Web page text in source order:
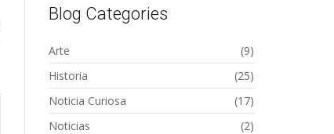
Blog Categories
Arte
(9)
Historia
(25)
Noticia Curiosa
(17)
Noticias
(2)